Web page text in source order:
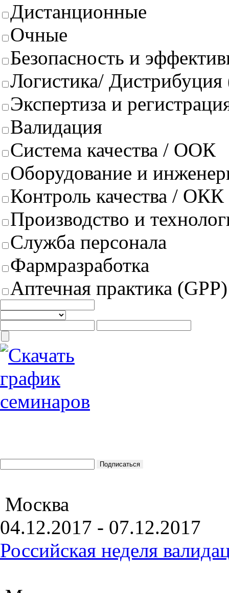
Дистанционные
Очные
Безопасность и
Логистика/
Экспертиза и
Валидация
Система качества / ООК
Оборудование и
Контроль качества / ОКК
Производство и
Служба персонала
Фармразработка
Аптечная практика (GPP)
Москва
04.12.2017 - 07.12.2017
Российская неделя